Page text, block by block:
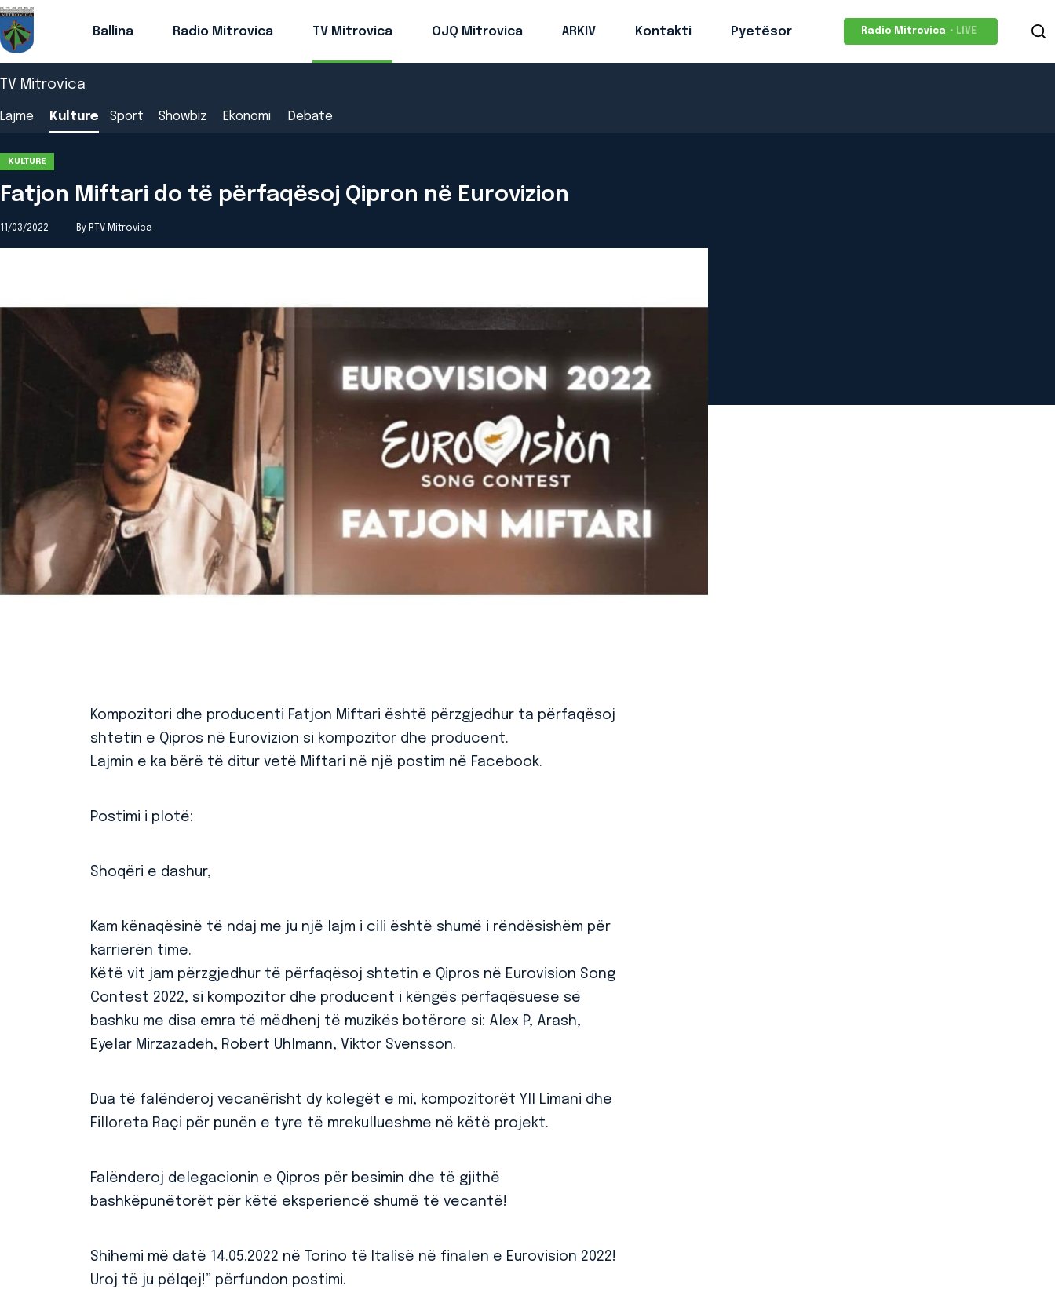
Ballina Radio Mitrovica TV Mitrovica
TV Mitrovica
Lajme Kulture Sport Showbiz Ekonomi Debate
OJQ Mitrovica ARKIV Kontakti Pyetësor Radio Mitrovica • LIVE
KULTURE
Fatjon Miftari do të përfaqësoj Qipron në Eurovizion
11/03/2022 By RTV Mitrovica
Kompozitori dhe producenti Fatjon Miftari është përzgjedhur ta përfaqësoj
shtetin e Qipros në Eurovizion si kompozitor dhe producent.
Lajmin e ka bërë të ditur vetë Miftari në një postim në Facebook.
Postimi i plotë:
Shoqëri e dashur,
Kam kënaqësinë të ndaj me ju një lajm i cili është shumë i rëndësishëm për
karrierën time.
Këtë vit jam përzgjedhur të përfaqësoj shtetin e Qipros në Eurovision Song
Contest 2022, si kompozitor dhe producent i këngës përfaqësuese së
bashku me disa emra të mëdhenj të muzikës botërore si: Alex P, Arash,
Eyelar Mirzazadeh, Robert Uhlmann, Viktor Svensson.
Dua të falënderoj vecanërisht dy kolegët e mi, kompozitorët Yll Limani dhe
Filloreta Raçi për punën e tyre të mrekullueshme në këtë projekt.
Falënderoj delegacionin e Qipros për besimin dhe të gjithë
bashkëpunëtorët për këtë eksperiencë shumë të vecantë!
Shihemi më datë 14.05.2022 në Torino të Italisë në finalen e Eurovision 2022!
Uroj të ju pëlqej!” përfundon postimi.